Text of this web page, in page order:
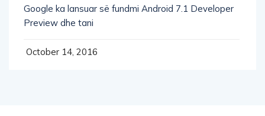
Google ka lansuar së fundmi Android 7.1 Developer
Preview dhe tani
October 14, 2016